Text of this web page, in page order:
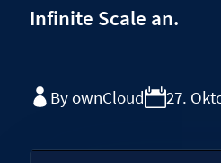
Infinite Scale an.
By ownCloud 27.